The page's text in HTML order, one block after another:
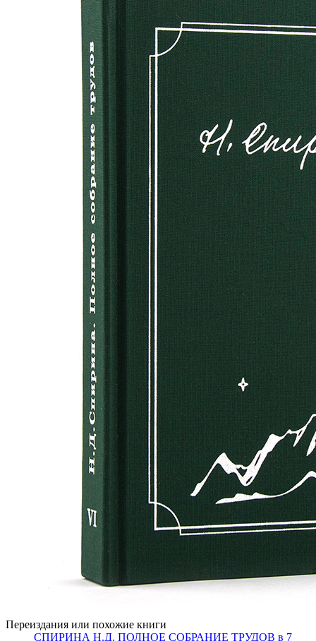
Переиздания или похожие книги
СПИРИНА Н.Д. ПОЛНОЕ СОБРАНИЕ ТРУДОВ в 7